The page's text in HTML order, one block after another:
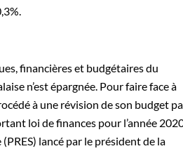
financières et budgétaires du
n’est épargnée. Pour faire face à
à une révision de son budget
loi de finances pour l’année
lancé par le président de la